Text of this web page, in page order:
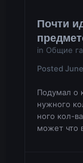
Почти
in Общие
Posted
Подумал о
нужного
ного кол-
может что